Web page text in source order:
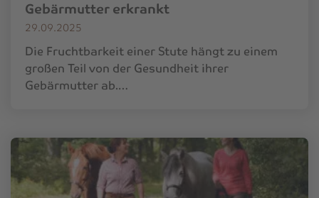
Gebärmutter erkrankt
29.09.2025
Die Fruchtbarkeit einer Stute hängt zu einem
großen Teil von der Gesundheit ihrer
Gebärmutter ab.…